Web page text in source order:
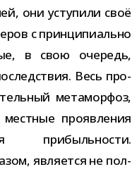
они усту­пили своё
с прин­ци­пи­ально
в свою оче­редь,
Весь про­
мета­мор­фоз,
про­яв­ле­ния
при­быль­но­сти.
явля­ется не пол­